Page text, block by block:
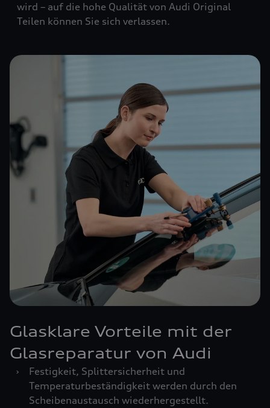
wird – auf die hohe Qualität von Audi Original
Teilen können Sie sich verlassen.
Glasklare Vorteile mit der
Glasreparatur von Audi
›
Festigkeit, Splittersicherheit und
Temperaturbeständigkeit werden durch den
Scheibenaustausch wiederhergestellt.